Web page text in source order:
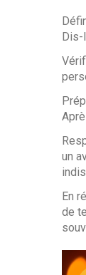
Dis-
un
En
de